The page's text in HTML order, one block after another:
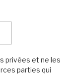
privées et ne les
parties qui